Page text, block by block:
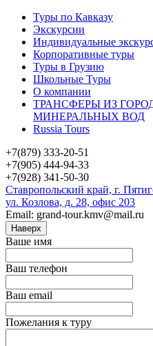
Туры по Кавказу
Экскурсии
Индивидуальные
Корпоративные туры
Туры в Грузию
Школьные Туры
О компании
ТРАНСФЕРЫ ИЗ
МИНЕРАЛЬНЫХ ВОД
Russia Tours
+7(879) 333-20-51
+7(905) 444-94-33
+7(928) 341-50-30
Ставропольский край, г.
ул. Козлова, д. 28, офис 203
Email: grand-tour.kmv@mail.ru
Наверх
Ваше имя
Ваш телефон
Ваш email
Пожелания к туру